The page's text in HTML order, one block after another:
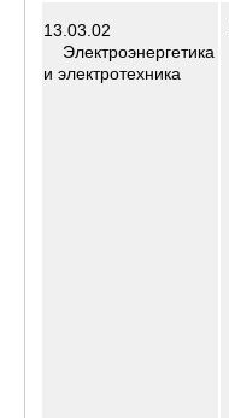
13.03.02
Электроэнергетика
и электротехника